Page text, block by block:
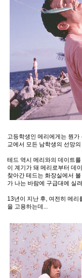
고등학생인 메리에게는 뭔
교에서 모든 남학생의 선망
테드 역시 메리와의 데이트
이 계기가 돼 메리로부터 데
찾아간 테드는 화장실에서
가 나는 바람에 구급대에 실
13년이 지난 후, 여전히 메리
을 고용하는데...